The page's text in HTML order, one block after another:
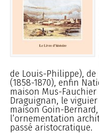
de Louis-Philippe), de
(1858-1870), enfin
maison Mus-
Draguignan, le
maison Goin-
l’ornementation
passé aristocratique.